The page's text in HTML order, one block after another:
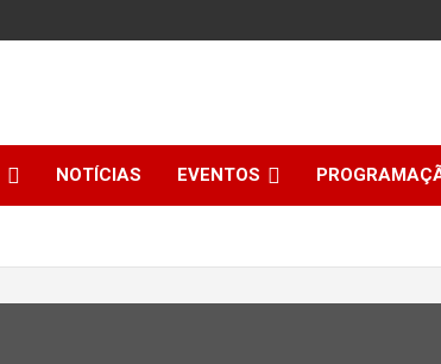
NOTÍCIAS EVENTOS